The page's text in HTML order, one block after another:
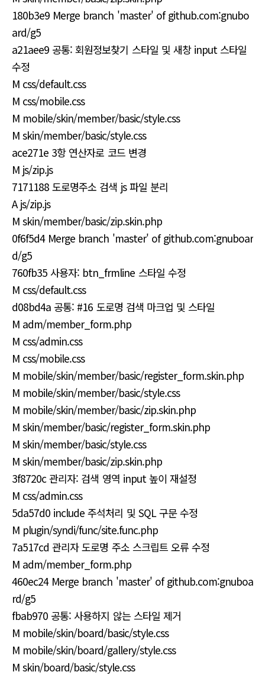
180b3e9 Merge branch 'master' of github.com:gnubo
ard/g5
a21aee9 공통: 회원정보찾기 스타일 및 새창 input 스타일
수정
M css/default.css
M css/mobile.css
M mobile/skin/member/basic/style.css
M skin/member/basic/style.css
ace271e 3항 연산자로 코드 변경
M js/zip.js
7171188 도로명주소 검색 js 파일 분리
A js/zip.js
M skin/member/basic/zip.skin.php
0f6f5d4 Merge branch 'master' of github.com:gnuboar
d/g5
760fb35 사용자: btn_frmline 스타일 수정
M css/default.css
d08bd4a 공통: #16 도로명 검색 마크업 및 스타일
M adm/member_form.php
M css/admin.css
M css/mobile.css
M mobile/skin/member/basic/register_form.skin.php
M mobile/skin/member/basic/style.css
M mobile/skin/member/basic/zip.skin.php
M skin/member/basic/register_form.skin.php
M skin/member/basic/style.css
M skin/member/basic/zip.skin.php
3f8720c 관리자: 검색 영역 input 높이 재설정
M css/admin.css
5da57d0 include 주석처리 및 SQL 구문 수정
M plugin/syndi/func/site.func.php
7a517cd 관리자 도로명 주소 스크립트 오류 수정
M adm/member_form.php
460ec24 Merge branch 'master' of github.com:gnuboa
rd/g5
fbab970 공통: 사용하지 않는 스타일 제거
M mobile/skin/board/basic/style.css
M mobile/skin/board/gallery/style.css
M skin/board/basic/style.css